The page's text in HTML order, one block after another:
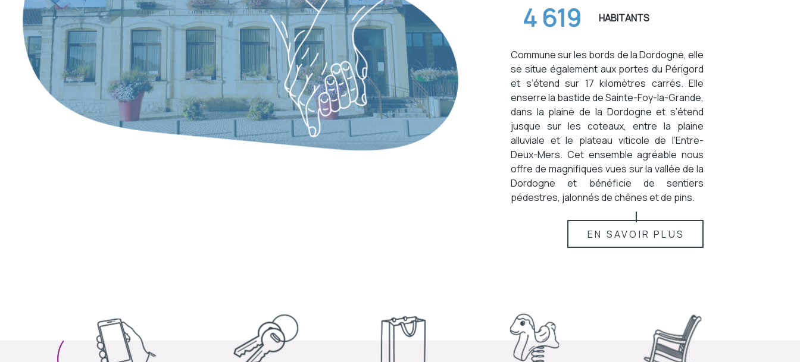
4 619 HABITANTS
Commune sur les bords de la Dordogne, elle
se situe également aux portes du Périgord
et s’étend sur 17 kilomètres carrés. Elle
enserre la bastide de Sainte-Foy-la-Grande,
dans la plaine de la Dordogne et s’étend
jusque sur les coteaux, entre la plaine
alluviale et le plateau viticole de l’Entre-
Deux-Mers. Cet ensemble agréable nous
offre de magnifiques vues sur la vallée de la
Dordogne et bénéficie de sentiers
pédestres, jalonnés de chênes et de pins.
EN SAVOIR PLUS